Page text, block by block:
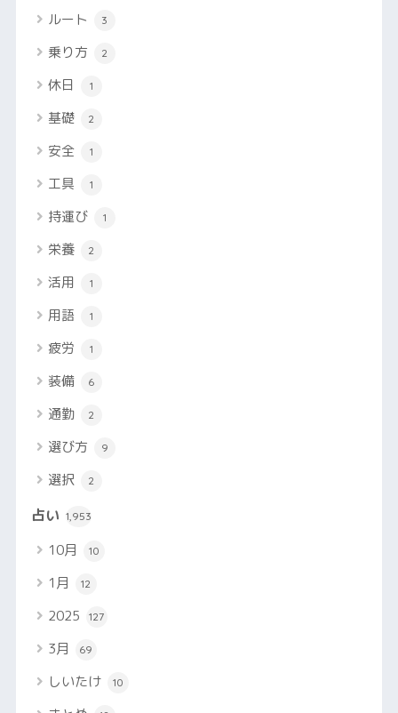
ルート 3
乗り方 2
休日 1
基礎 2
安全 1
工具 1
持運び 1
栄養 2
活用 1
用語 1
疲労 1
装備 6
通勤 2
選び方 9
選択 2
占い 1,953
10月 10
1月 12
2025 127
3月 69
しいたけ 10